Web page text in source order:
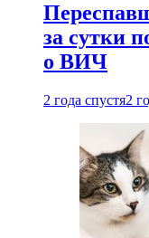
за сутки
о ВИЧ
2 года спустя2